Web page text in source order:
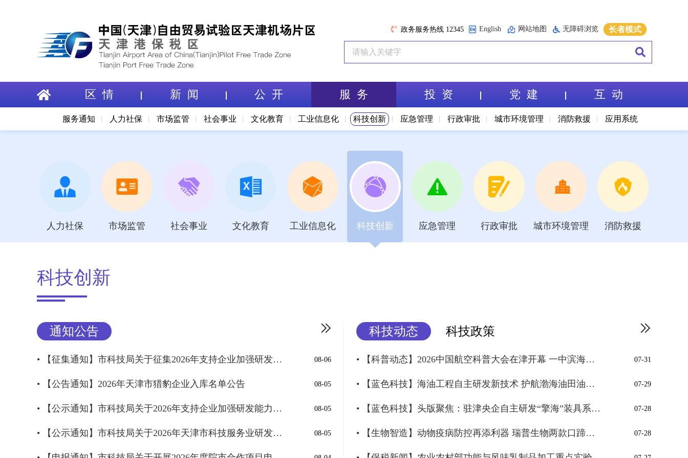
政务服务热线 12345 English 网站地图 无障碍浏览 长者模式
区 情 新 闻 公 开 服 务
服务通知 人力社保 市场监管 社会事业 文化教育 工业信息化 科技创新 应急管理 行政审批 城市环境管理 消防救援 应用系统
投 资 党 建 互 动
人力社保 市场监管 社会事业 文化教育 工业信息化 科技创新 应急管理 行政审批 城市环境管理 消防救援
科技创新
通知公告
• 【征集通知】市科技局关于征集2026年支持企业加强研发能力建设项目的通知 08-06
• 【公告通知】2026年天津市猎豹企业入库名单公告 08-05
• 【公示通知】市科技局关于2026年支持企业加强研发能力建设项目预征集企业综合评价结果... 08-05
• 【公示通知】市科技局关于2026年天津市科技服务业研发专项项目拟立项的公示 08-05
科技动态 科技政策
• 【科普动态】2026中国航空科普大会在津开幕 一中滨海获评全市唯一全国航空特色学校示... 07-31
• 【蓝色科技】海油工程自主研发新技术 护航渤海油田油气稳产 海底“大动脉”硬核换新 07-29
• 【蓝色科技】头版聚焦：驻津央企自主研发“擎海”装具系列成果应用 07-28
• 【生物智造】动物疫病防控再添利器 瑞普生物两款口蹄疫疫苗获批 07-28